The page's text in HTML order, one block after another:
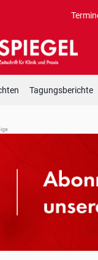
Tagungsberichte